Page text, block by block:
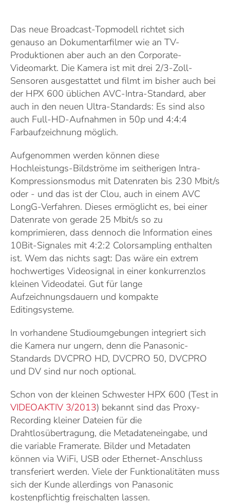
Das neue Broadcast-Topmodell richtet sich
genauso an Dokumentarfilmer wie an TV-
Produktionen aber auch an den Corporate-
Videomarkt. Die Kamera ist mit drei 2/3-Zoll-
Sensoren ausgestattet und filmt im bisher auch bei
der HPX 600 üblichen AVC-Intra-Standard, aber
auch in den neuen Ultra-Standards: Es sind also
auch Full-HD-Aufnahmen in 50p und 4:4:4
Farbaufzeichnung möglich.
Aufgenommen werden können diese
Hochleistungs-Bildströme im seitherigen Intra-
Kompressionsmodus mit Datenraten bis 230 Mbit/s
oder - und das ist der Clou, auch in einem AVC
LongG-Verfahren. Dieses ermöglicht es, bei einer
Datenrate von gerade 25 Mbit/s so zu
komprimieren, dass dennoch die Information eines
10Bit-Signales mit 4:2:2 Colorsampling enthalten
ist. Wem das nichts sagt: Das wäre ein extrem
hochwertiges Videosignal in einer konkurrenzlos
kleinen Videodatei. Gut für lange
Aufzeichnungsdauern und kompakte
Editingsysteme.
In vorhandene Studioumgebungen integriert sich
die Kamera nur ungern, denn die Panasonic-
Standards DVCPRO HD, DVCPRO 50, DVCPRO
und DV sind nur noch optional.
Schon von der kleinen Schwester HPX 600 (Test in
VIDEOAKTIV 3/2013) bekannt sind das Proxy-
Recording kleiner Dateien für die
Drahtlosübertragung, die Metadateneingabe, und
die variable Framerate. Bilder und Metadaten
können via WiFi, USB oder Ethernet-Anschluss
transferiert werden. Viele der Funktionalitäten muss
sich der Kunde allerdings von Panasonic
kostenpflichtig freischalten lassen.